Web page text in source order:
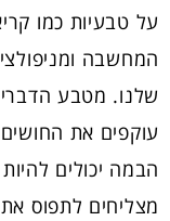
על טבעיות כמו
המחשבה
שלנו. מטבע
עוקפים את
הבמה יכולים
מצליחים לתפוס